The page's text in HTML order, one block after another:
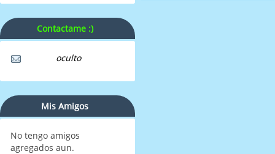
Contactame :)
oculto
Mis Amigos
No tengo amigos
agregados aun.